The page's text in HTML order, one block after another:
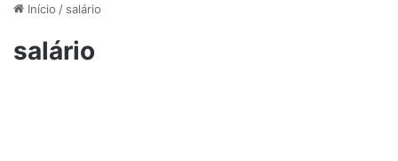
Início / salário
salário